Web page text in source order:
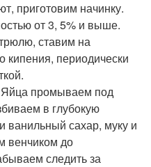
приготовим начинку.
от 3, 5% и выше.
ставим на
кипения, периодически
Яйца промываем под
в глубокую
сахар, муку и
венчиком до
следить за